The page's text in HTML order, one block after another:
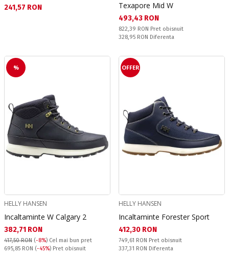
Текуща цена:
241,57 RON Texapore Mid W
Текуща цена:
493,43 RON
Pret obisnuit:
822,39 RON Pret obisnuit
Спестявате:
328,95 RON Diferenta
%
HELLY HANSEN
Incaltaminte W Calgary 2
Текуща цена:
382,71 RON
417,50 RON (-8%) Cel mai bun pret
Pret obisnuit:
695,85 RON (-45%) Pret obisnuit
OFFER
HELLY HANSEN
Incaltaminte Forester Sport
Текуща цена:
412,30 RON
Pret obisnuit:
749,61 RON Pret obisnuit
Спестявате:
337,31 RON Diferenta